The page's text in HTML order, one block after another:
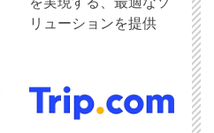
リューションを提供